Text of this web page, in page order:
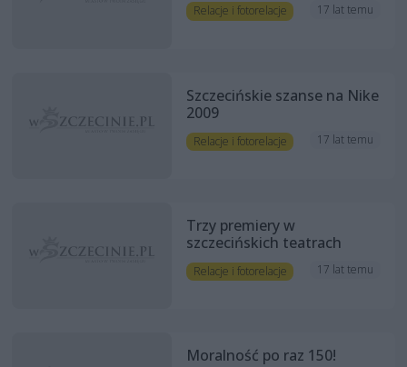
Relacje i fotorelacje 17 lat temu
Szczecińskie szanse na Nike
2009
Relacje i fotorelacje 17 lat temu
Trzy premiery w
szczecińskich teatrach
Relacje i fotorelacje 17 lat temu
Moralność po raz 150!